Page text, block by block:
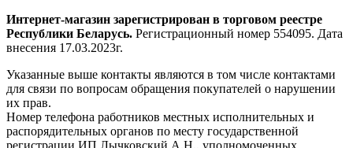
Интернет-магазин зарегистрирован в торговом реестре
Республики Беларусь. Регистрационный номер 554095. Дата
внесения 17.03.2023г.
Указанные выше контакты являются в том числе контактами
для связи по вопросам обращения покупателей о нарушении
их прав.
Номер телефона работников местных исполнительных и
распорядительных органов по месту государственной
регистрации ИП Лычковский А.Н., уполномоченных